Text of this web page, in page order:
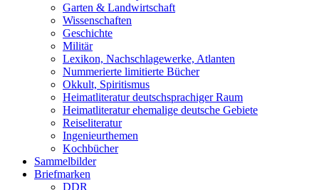
Garten & Landwirtschaft
Wissenschaften
Geschichte
Militär
Lexikon, Nachschlagewerke, Atlanten
Nummerierte limitierte Bücher
Okkult, Spiritismus
Heimatliteratur deutschsprachiger Raum
Heimatliteratur ehemalige deutsche Gebiete
Reiseliteratur
Ingenieurthemen
Kochbücher
Sammelbilder
Briefmarken
DDR